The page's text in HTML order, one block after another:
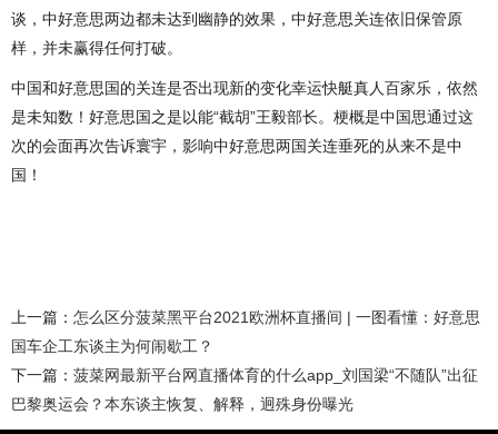
谈，中好意思两边都未达到幽静的效果，中好意思关连依旧保管原
样，并未赢得任何打破。
中国和好意思国的关连是否出现新的变化幸运快艇真人百家乐，依然
是未知数！好意思国之是以能“截胡”王毅部长。梗概是中国思通过这
次的会面再次告诉寰宇，影响中好意思两国关连垂死的从来不是中
国！
上一篇： 怎么区分菠菜黑平台2021欧洲杯直播间 | 一图看懂：好意思
国车企工东谈主为何闹歇工？
下一篇： 菠菜网最新平台网直播体育的什么app_刘国梁“不随队”出征
巴黎奥运会？本东谈主恢复、解释，迥殊身份曝光